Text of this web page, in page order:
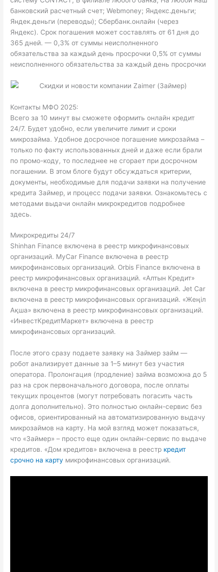
банковский расчетный счет; Webmoney; Яндекс.деньги;
Яндек.деньги (переводы); Сбербанк.онлайн (через
Яндекс). Срок погашения может составлять от 61 дня до
365 дней. — 0,3% от суммы неисполненного
обязательства за каждый день просрочки 0,5% от суммы
неисполненного обязательства за каждый день просрочки
Контакты МФО 2025:
Всего за 10 минут вы сможете оформить онлайн кредит
24/7. Будет удобно, если увеличите лимит и сроки
микрозайма. Удобное досрочное погашение микрозайма –
только по факту использованных дней и даже если брали
по промо-коду, то последнее не сгорает при досрочном
погашении. В этом блоге будут обсуждаться критерии,
документы, необходимые для подачи заявки на получение
кредита Займер, и процесс подачи заявки. Ознакомьтесь с
методами выдачи онлайн микрокредитов подробнее
здесь.
Микрокредиты 24/7
Shinhan Finance включена в реестр микрофинансовых
организаций. MyCar Finance включена в реестр
микрофинансовых организаций. Orbis Finance включена в
реестр микрофинансовых организаций. «Алтын Кредит»
включена в реестр микрофинансовых организаций. Jet Car
включена в реестр микрофинансовых организаций. «Жеңіл
Ақша» включена в реестр микрофинансовых организаций.
«ИнвестКредитМаркет» включена в реестр
микрофинансовых организаций.
После этого сразу подаете заявку на Займер займ —
робот анализирует данные за 1–5 минут без участия
оператора. Пролонгация (продление) займа возможна до 5
раз на срок первоначального договора, после оплаты
текущих процентов (могут потребовать погасить часть
долга дополнительно). Это полностью онлайн-сервис без
офисов, ориентированный на автоматизированную выдачу
микрозаймов на карту. На мой взгляд может показаться,
что «Займер» – просто еще один онлайн-сервис по выдаче
кредитов. «Дом кредитов» включена в реестр кредит
срочно на карту микрофинансовых организаций.